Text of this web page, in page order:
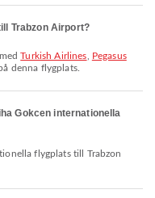
Trabzon Airport?
medTurkish Airlines
Pegasus
denna flygplats.
Gokcen internationella